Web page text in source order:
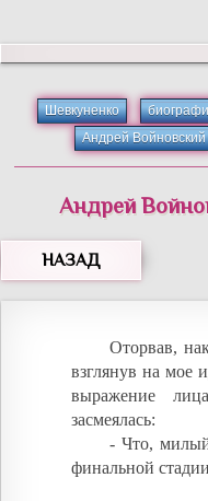
Шевкуненко
Андрей Войновский
Андрей
НАЗАД
Оторвав,
взглянув на мое
выражение
засмеялась:
- Что,
финальной